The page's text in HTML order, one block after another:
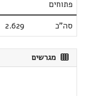
פתוחים
סה"כ
2.629
מגרשים